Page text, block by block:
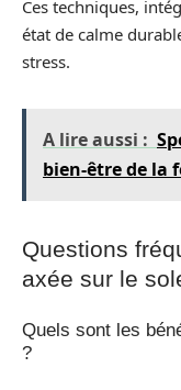
Ces techniques,
état de calme
stress.
A lire aussi :
bien-être de la
Questions
axée sur le
Quels sont les
?